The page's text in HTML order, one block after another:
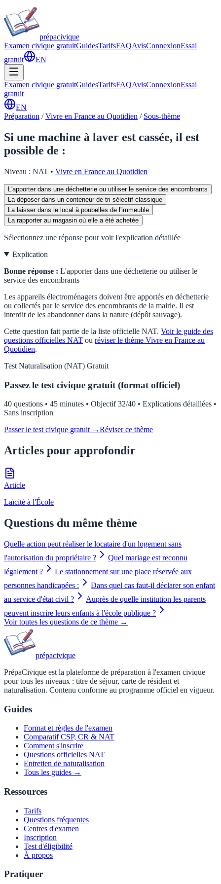
prépacivique
Examen civique gratuitGuidesTarifsFAQAvisConnexionEssai
gratuit
EN
Examen civique gratuitGuidesTarifsFAQAvisConnexionEssai
gratuit
EN
Préparation /Vivre en France au Quotidien / Sous-thème
Si une machine à laver est cassée, il est
possible de :
Niveau : NAT • Vivre en France au Quotidien
L'apporter dans une déchetterie ou utiliser le service des encombrants
La déposer dans un conteneur de tri sélectif classique
La laisser dans le local à poubelles de l'immeuble
La rapporter au magasin où elle a été achetée
Sélectionnez une réponse pour voir l'explication détaillée
Explication
Bonne réponse : L'apporter dans une déchetterie ou utiliser le
service des encombrants
Les appareils électroménagers doivent être apportés en déchetterie
ou collectés par le service des encombrants de la mairie. Il est
interdit de les abandonner dans la nature (dépôt sauvage).
Cette question fait partie de la liste officielle NAT. Voir le guide des
questions officielles NAT ou réviser le thème Vivre en France au
Quotidien.
Test Naturalisation (NAT) Gratuit
Passez le test civique gratuit (format officiel)
40 questions • 45 minutes • Objectif 32/40 • Explications détaillées •
Sans inscription
Passer le test civique gratuit →Réviser ce thème
Articles pour approfondir
Article
Laïcité à l'École
Questions du même thème
Quelle action peut réaliser le locataire d'un logement sans
l'autorisation du propriétaire ?
Quel mariage est reconnu
légalement ?
Le stationnement sur une place réservée aux
personnes handicapées :
Dans quel cas faut-il déclarer son enfant
au service d'état civil ?
Auprès de quelle institution les parents
peuvent inscrire leurs enfants à l'école publique ?
Voir toutes les questions de ce thème →
prépacivique
PrépaCivique est la plateforme de préparation à l'examen civique
pour tous les niveaux : titre de séjour, carte de résident et
naturalisation. Contenu conforme au programme officiel en vigueur.
Guides
Format et règles de l'examen
Comparatif CSP, CR & NAT
Comment s'inscrire
Questions officielles NAT
Entretien de naturalisation
Tous les guides →
Ressources
Tarifs
Questions fréquentes
Centres d'examen
Inscription
Test d'éligibilité
À propos
Pratiquer